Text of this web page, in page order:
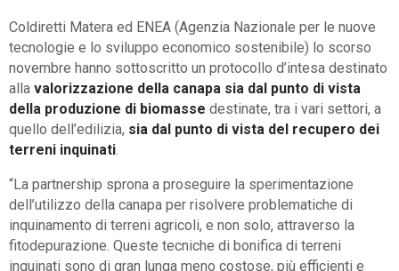
Coldiretti Matera ed ENEA (Agenzia Nazionale per le nuove
tecnologie e lo sviluppo economico sostenibile) lo scorso
novembre hanno sottoscritto un protocollo d’intesa destinato
alla valorizzazione della canapa sia dal punto di vista
della produzione di biomasse destinate, tra i vari settori, a
quello dell’edilizia, sia dal punto di vista del recupero dei
terreni inquinati.
“La partnership sprona a proseguire la sperimentazione
dell’utilizzo della canapa per risolvere problematiche di
inquinamento di terreni agricoli, e non solo, attraverso la
fitodepurazione. Queste tecniche di bonifica di terreni
inquinati sono di gran lunga meno costose, più efficienti e